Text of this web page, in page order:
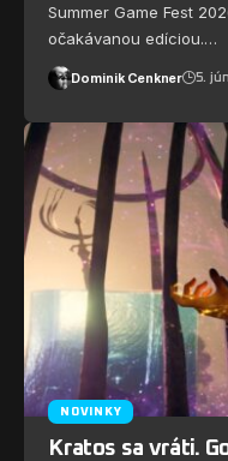
Summer Game Fest
očakávanou edíciou.…
Dominik Cenkner 5.
NOVINKY
Kratos sa vráti.